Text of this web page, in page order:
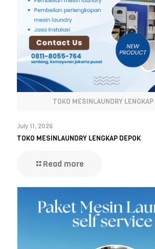
TOKO MESINLAUNDRY LENGKAP
July 11, 2026
TOKO MESINLAUNDRY LENGKAP DEPOK
Read more